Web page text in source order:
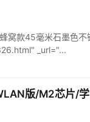
款45毫米石墨色
_url="...
版/M2芯片/